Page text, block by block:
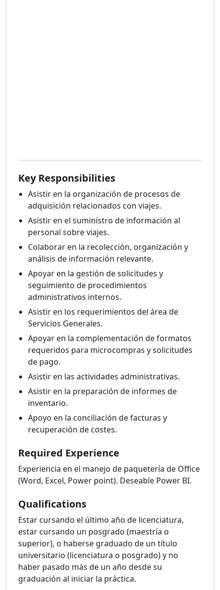
Key Responsibilities
Asistir en la organización de procesos de
adquisición relacionados con viajes.
Asistir en el suministro de información al
personal sobre viajes.
Colaborar en la recolección, organización y
análisis de información relevante.
Apoyar en la gestión de solicitudes y
seguimiento de procedimientos
administrativos internos.
Asistir en los requerimientos del área de
Servicios Generales.
Apoyar en la complementación de formatos
requeridos para microcompras y solicitudes
de pago.
Asistir en las actividades administrativas.
Asistir en la preparación de informes de
inventario.
Apoyo en la conciliación de facturas y
recuperación de costes.
Required Experience
Experiencia en el manejo de paquetería de Office
(Word, Excel, Power point). Deseable Power BI.
Qualifications
Estar cursando el último año de licenciatura,
estar cursando un posgrado (maestría o
superior), o haberse graduado de un título
universitario (licenciatura o posgrado) y no
haber pasado más de un año desde su
graduación al iniciar la práctica.